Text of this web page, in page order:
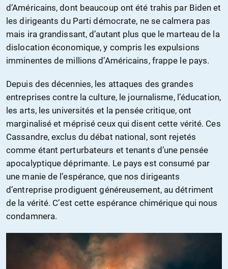
d’Américains, dont beaucoup ont été trahis par Biden et
les dirigeants du Parti démocrate, ne se calmera pas
mais ira grandissant, d’autant plus que le marteau de la
dislocation économique, y compris les expulsions
imminentes de millions d’Américains, frappe le pays.
Depuis des décennies, les attaques des grandes
entreprises contre la culture, le journalisme, l’éducation,
les arts, les universités et la pensée critique, ont
marginalisé et méprisé ceux qui disent cette vérité. Ces
Cassandre, exclus du débat national, sont rejetés
comme étant perturbateurs et tenants d’une pensée
apocalyptique déprimante. Le pays est consumé par
une manie de l’espérance, que nos dirigeants
d’entreprise prodiguent généreusement, au détriment
de la vérité. C’est cette espérance chimérique qui nous
condamnera.